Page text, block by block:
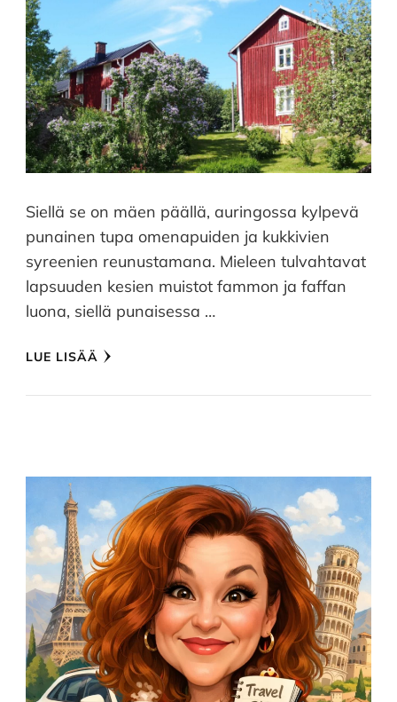
Siellä se on mäen päällä, auringossa kylpevä
punainen tupa omenapuiden ja kukkivien
syreenien reunustamana. Mieleen tulvahtavat
lapsuuden kesien muistot fammon ja faffan
luona, siellä punaisessa …
LUE LISÄÄ